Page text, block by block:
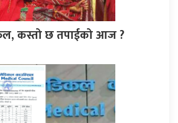
कस्तो छ तपाईको आज ?